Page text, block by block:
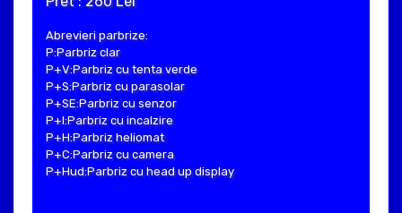
Abrevieri parbrize:
P:Parbriz clar
P+V:Parbriz cu tenta verde
P+S:Parbriz cu parasolar
P+SE:Parbriz cu senzor
P+I:Parbriz cu incalzire
P+H:Parbriz heliomat
P+C:Parbriz cu camera
P+Hud:Parbriz cu head up display